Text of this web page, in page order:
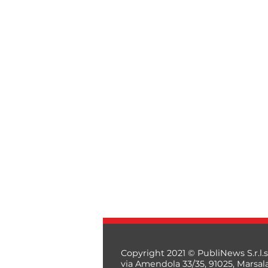
Copyright 2021 © PubliNews
via Amendola 33/35, 91025,